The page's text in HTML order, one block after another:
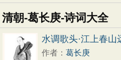
田园 边塞 地名 抒情 爱
思念 爱情 励志 哲理 闺怨
母亲 友情 战争 读书 惜
民谣
节日 春节 元宵节
清朝-葛长庚-诗词大全
水调歌头·江上春山
作者： 葛长庚